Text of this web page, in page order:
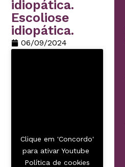
idiopática.
Escoliose
idiopática.
06/09/2024
Clique em 'Concordo'
para ativar Youtube
Política de cookies